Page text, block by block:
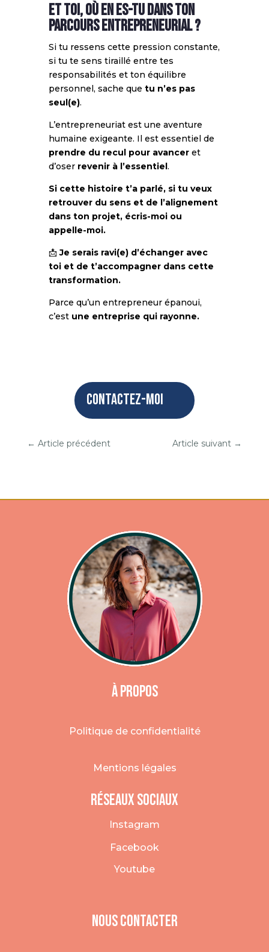
Et toi, où en es-tu dans ton
parcours entrepreneurial ?
Si tu ressens cette pression constante,
si tu te sens tiraillé entre tes
responsabilités et ton équilibre
personnel, sache que tu n’es pas
seul(e).
L’entrepreneuriat est une aventure
humaine exigeante. Il est essentiel de
prendre du recul pour avanceret
d’oser revenir à l’essentiel.
Si cette histoire t’a parlé, si tu veux
retrouver du sens et de l’alignement
dans ton projet, écris-moi ou
appelle-moi.
📩Je serais ravi(e) d’échanger avec
toi et de t’accompagner dans cette
transformation.
Parce qu’un entrepreneur épanoui,
c’est une entreprise qui rayonne.
Contactez-moi
← Article précédent Article suivant →
À Propos
Politique de confidentialité
Mentions légales
Réseaux sociaux
Instagram
Facebook
Youtube
Nous COntacter